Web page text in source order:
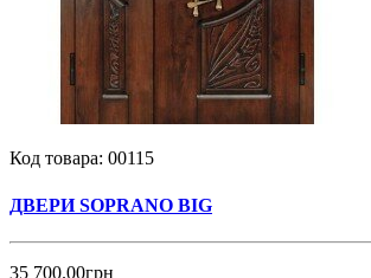
Код товара: 00115
ДВЕРИ SOPRANO BIG
35 700.00грн